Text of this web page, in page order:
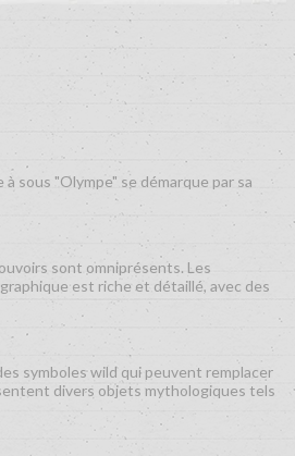
sous "Olympe" se démarque par sa
sont omniprésents. Les
est riche et détaillé, avec des
symboles wild qui peuvent remplacer
divers objets mythologiques tels